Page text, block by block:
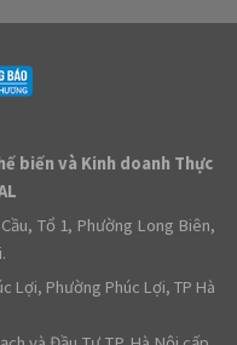
biến và Kinh doanh Thực
Tổ 1, Phường Long Biên,
Lợi, Phường Phúc Lợi, TP Hà